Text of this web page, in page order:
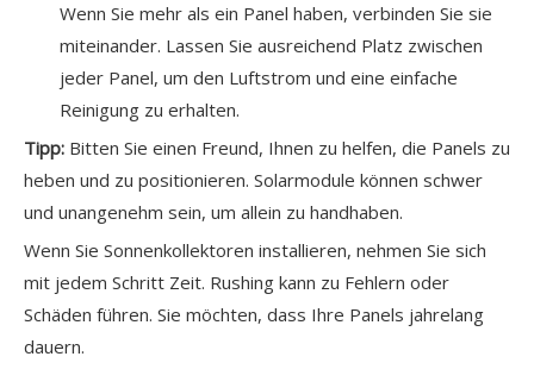
Wenn Sie mehr als ein Panel haben, verbinden Sie sie
miteinander. Lassen Sie ausreichend Platz zwischen
jeder Panel, um den Luftstrom und eine einfache
Reinigung zu erhalten.
Tipp: Bitten Sie einen Freund, Ihnen zu helfen, die Panels zu
heben und zu positionieren. Solarmodule können schwer
und unangenehm sein, um allein zu handhaben.
Wenn Sie Sonnenkollektoren installieren, nehmen Sie sich
mit jedem Schritt Zeit. Rushing kann zu Fehlern oder
Schäden führen. Sie möchten, dass Ihre Panels jahrelang
dauern.